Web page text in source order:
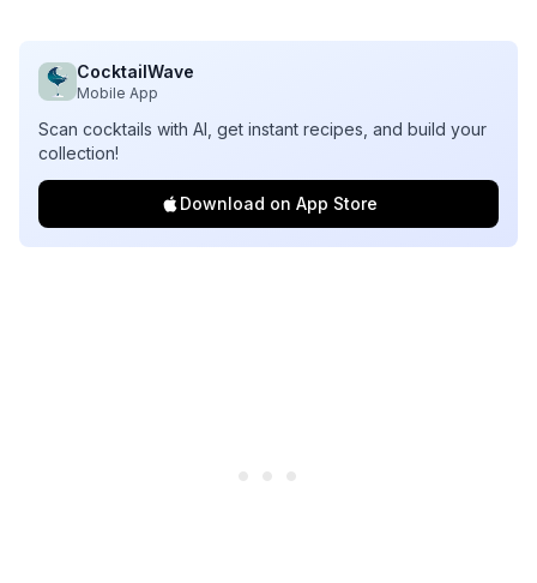
CocktailWave
Mobile App
Scan cocktails with AI, get instant recipes, and build your
collection!
Download on App Store